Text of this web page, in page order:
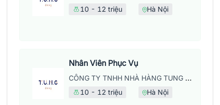
10 - 12 triệu Hà Nội
Nhân Viên Phục Vụ
CÔNG TY TNHH NHÀ HÀNG TUNG DINING
10 - 12 triệu Hà Nội